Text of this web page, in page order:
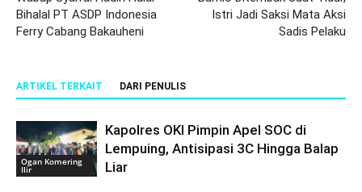
Bihalal PT ASDP Indonesia
Ferry Cabang Bakauheni
Istri Jadi Saksi Mata Aksi
Sadis Pelaku
ARTIKEL TERKAIT DARI PENULIS
Ogan Komering
Ilir
Kapolres OKI Pimpin Apel SOC di
Lempuing, Antisipasi 3C Hingga Balap
Liar